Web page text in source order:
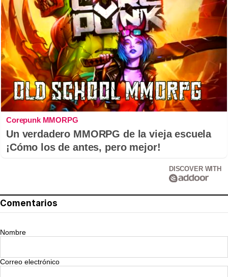
Corepunk MMORPG
Un verdadero MMORPG de la vieja escuela
¡Cómo los de antes, pero mejor!
DISCOVER WITH
Comentarios
Nombre
Correo electrónico